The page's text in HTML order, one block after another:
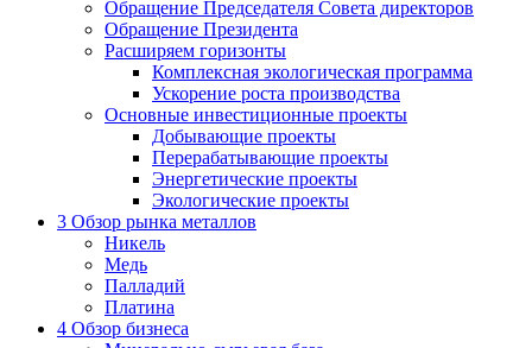
Обращение Председателя Совета директоров
Обращение Президента
Расширяем горизонты
Комплексная экологическая программа
Ускорение роста производства
Основные инвестиционные проекты
Добывающие проекты
Перерабатывающие проекты
Энергетические проекты
Экологические проекты
3 Обзор рынка металлов
Никель
Медь
Палладий
Платина
4 Обзор бизнеса